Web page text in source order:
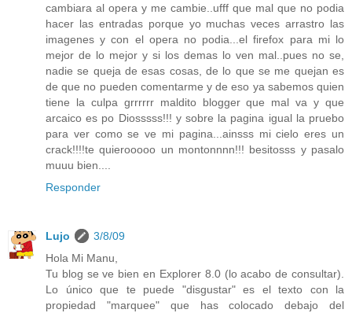
cambiara al opera y me cambie..ufff que mal que no podia
hacer las entradas porque yo muchas veces arrastro las
imagenes y con el opera no podia...el firefox para mi lo
mejor de lo mejor y si los demas lo ven mal..pues no se,
nadie se queja de esas cosas, de lo que se me quejan es
de que no pueden comentarme y de eso ya sabemos quien
tiene la culpa grrrrrr maldito blogger que mal va y que
arcaico es po Diosssss!!! y sobre la pagina igual la pruebo
para ver como se ve mi pagina...ainsss mi cielo eres un
crack!!!!te quierooooo un montonnnn!!! besitosss y pasalo
muuu bien....
Responder
Lujo
3/8/09
Hola Mi Manu,
Tu blog se ve bien en Explorer 8.0 (lo acabo de consultar).
Lo único que te puede "disgustar" es el texto con la
propiedad "marquee" que has colocado debajo del